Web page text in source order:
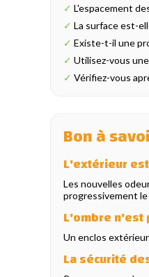
✓ L'espacement
✓ La surface est-
✓ Existe-t-il une
✓ Utilisez-vous
✓ Vérifiez-vous
Bon à
L'extérieur
Les nouvelles
progressivement
L'ombre n'est
Un enclos
La sécurité